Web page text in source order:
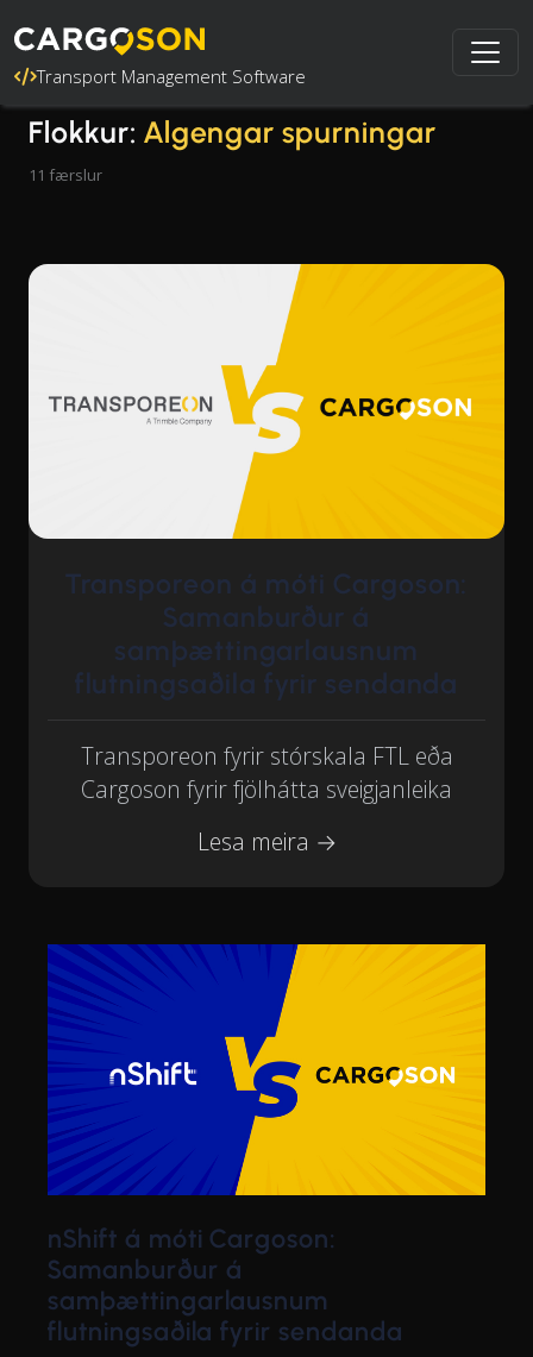
Transport Management Software
Flokkur: Algengar spurningar
11 færslur
Transporeon á móti Cargoson:
Samanburður á
samþættingarlausnum
flutningsaðila fyrir sendanda
Transporeon fyrir stórskala FTL eða
Cargoson fyrir fjölhátta sveigjanleika
Lesa meira →
nShift á móti Cargoson:
Samanburður á
samþættingarlausnum
flutningsaðila fyrir sendanda